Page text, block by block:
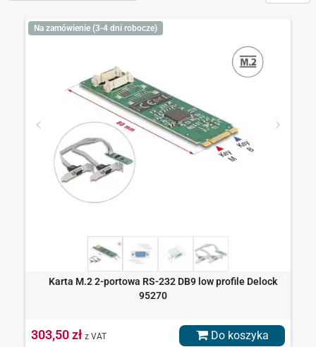
Na zamówienie (3-4 dni robocze)
Karta M.2 2-portowa RS-232 DB9 low profile Delock
95270
303,50 zł z VAT Do koszyka